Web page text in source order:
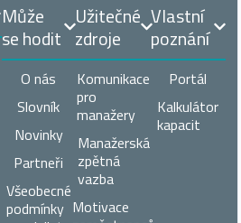
Může
se hodit
O nás
Slovník
Novinky
Partneři
Všeobecné
podmínky
Užitečné
zdroje
Komunikace
pro
manažery
Manažerská
zpětná
vazba
Motivace
Vlastní
poznání
Portál
Kalkulátor
kapacit